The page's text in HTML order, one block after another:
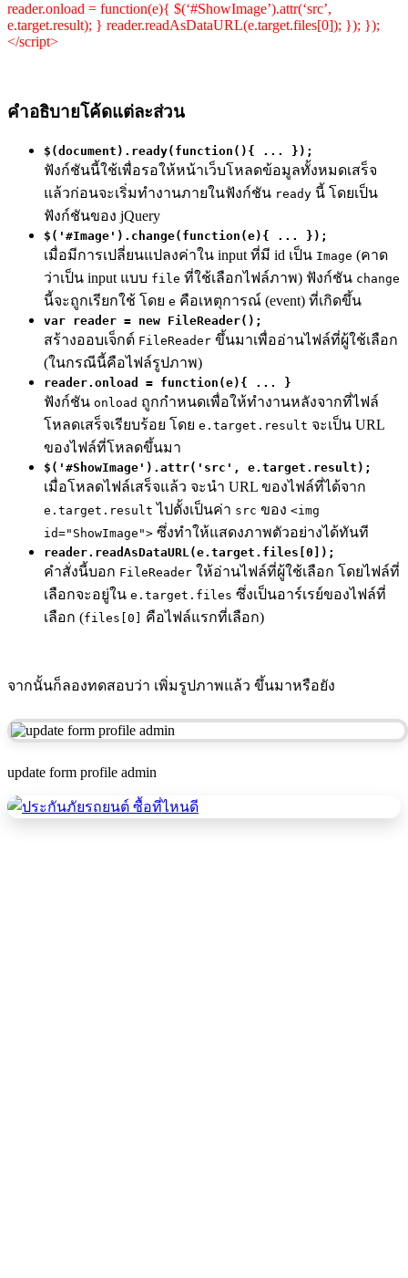
reader.onload = function(e){ $(‘#ShowImage’).attr(‘src’,
e.target.result); } reader.readAsDataURL(e.target.files[0]); }); });
</script>
คำอธิบายโค้ดแต่ละส่วน
$(document).ready(function(){ ... });
ฟังก์ชันนี้ใช้เพื่อรอให้หน้าเว็บโหลดข้อมูลทั้งหมดเสร็จ
แล้วก่อนจะเริ่มทำงานภายในฟังก์ชัน ready นี้ โดยเป็น
ฟังก์ชันของ jQuery
$('#Image').change(function(e){ ... });
เมื่อมีการเปลี่ยนแปลงค่าใน input ที่มี id เป็น Image (คาด
ว่าเป็น input แบบ file ที่ใช้เลือกไฟล์ภาพ) ฟังก์ชัน change
นี้จะถูกเรียกใช้ โดย e คือเหตุการณ์ (event) ที่เกิดขึ้น
var reader = new FileReader();
สร้างออบเจ็กต์ FileReader ขึ้นมาเพื่ออ่านไฟล์ที่ผู้ใช้เลือก
(ในกรณีนี้คือไฟล์รูปภาพ)
reader.onload = function(e){ ... }
ฟังก์ชัน onload ถูกกำหนดเพื่อให้ทำงานหลังจากที่ไฟล์
โหลดเสร็จเรียบร้อย โดย e.target.result จะเป็น URL
ของไฟล์ที่โหลดขึ้นมา
$('#ShowImage').attr('src', e.target.result);
เมื่อโหลดไฟล์เสร็จแล้ว จะนำ URL ของไฟล์ที่ได้จาก
e.target.result ไปตั้งเป็นค่า src ของ <img
id="ShowImage"> ซึ่งทำให้แสดงภาพตัวอย่างได้ทันที
reader.readAsDataURL(e.target.files[0]);
คำสั่งนี้บอก FileReader ให้อ่านไฟล์ที่ผู้ใช้เลือก โดยไฟล์ที่
เลือกจะอยู่ใน e.target.files ซึ่งเป็นอาร์เรย์ของไฟล์ที่
เลือก (files[0] คือไฟล์แรกที่เลือก)
จากนั้นก็ลองทดสอบว่า เพิ่มรูปภาพแล้ว ขึ้นมาหรือยัง
update form profile admin